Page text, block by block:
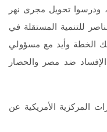
ودرسوا تحويل مجرى نهر
للتنمية المستقلة في
الخطة وأيد مع مسؤولي
ضد مصر والحصار
المركزية الأمريكية عن